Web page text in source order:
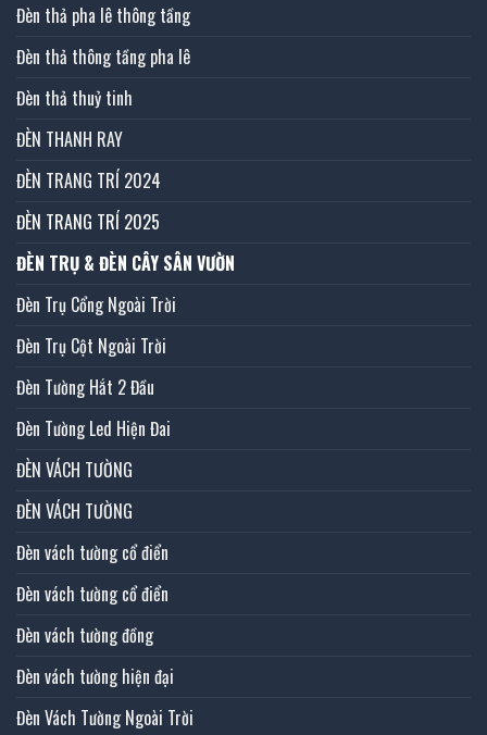
Đèn thả pha lê thông tầng
Đèn thả thông tầng pha lê
Đèn thả thuỷ tinh
ĐÈN THANH RAY
ĐÈN TRANG TRÍ 2024
ĐÈN TRANG TRÍ 2025
ĐÈN TRỤ & ĐÈN CÂY SÂN VƯỜN
Đèn Trụ Cổng Ngoài Trời
Đèn Trụ Cột Ngoài Trời
Đèn Tường Hắt 2 Đầu
Đèn Tường Led Hiện Đai
ĐÈN VÁCH TƯỜNG
ĐÈN VÁCH TƯỜNG
Đèn vách tường cổ điển
Đèn vách tường cổ điển
Đèn vách tường đồng
Đèn vách tường hiện đại
Đèn Vách Tường Ngoài Trời